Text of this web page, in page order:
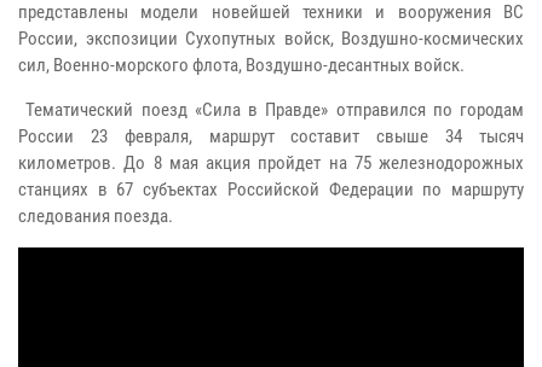
представлены модели новейшей техники и вооружения ВС
России, экспозиции Сухопутных войск, Воздушно-космических
сил, Военно-морского флота, Воздушно-десантных войск.
Тематический поезд «Сила в Правде» отправился по городам
России 23 февраля, маршрут составит свыше 34 тысяч
километров. До 8 мая акция пройдет на 75 железнодорожных
станциях в 67 субъектах Российской Федерации по маршруту
следования поезда.